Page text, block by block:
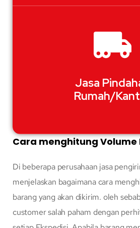
Jasa
Rumah/
Cara menghitung Volume
Di beberapa perusahaan jasa
menjelaskan bagaimana cara
barang yang akan dikirim. oleh
customer salah paham dengan